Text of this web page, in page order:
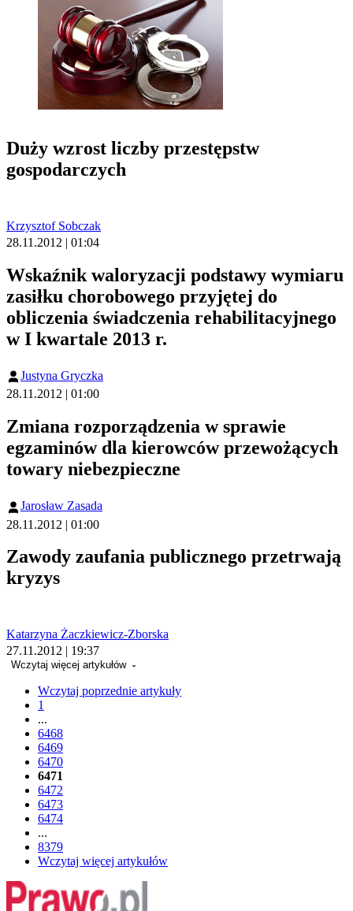
Duży wzrost liczby przestępstw
gospodarczych
Krzysztof Sobczak
28.11.2012 | 01:04
Wskaźnik waloryzacji podstawy wymiaru
zasiłku chorobowego przyjętej do
obliczenia świadczenia rehabilitacyjnego
w I kwartale 2013 r.
Justyna Gryczka
28.11.2012 | 01:00
Zmiana rozporządzenia w sprawie
egzaminów dla kierowców przewożących
towary niebezpieczne
Jarosław Zasada
28.11.2012 | 01:00
Zawody zaufania publicznego przetrwają
kryzys
Katarzyna Żaczkiewicz-Zborska
27.11.2012 | 19:37
Wczytaj więcej artykułów
Wczytaj poprzednie artykuły
1
...
6468
6469
6470
6471
6472
6473
6474
...
8379
Wczytaj więcej artykułów